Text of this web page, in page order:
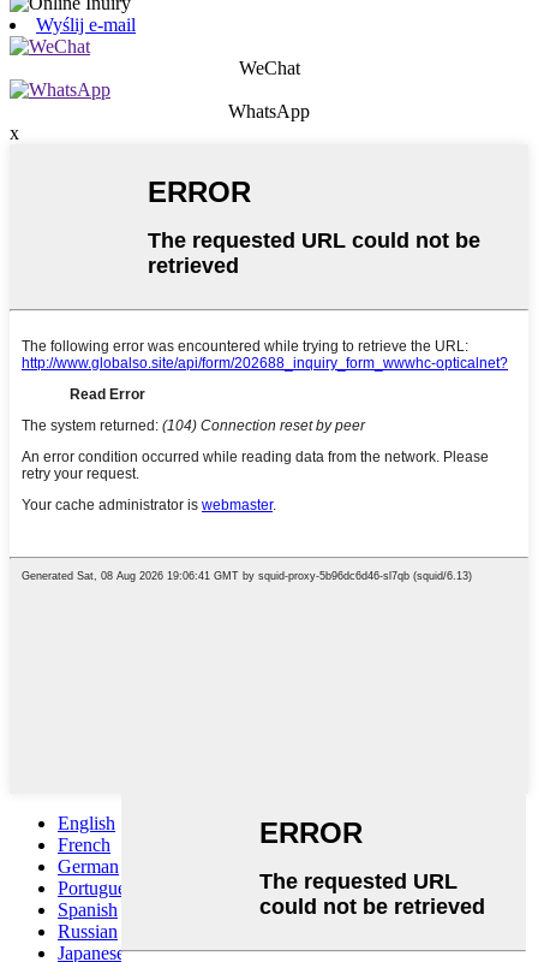
Wyślij e-mail
WeChat
WhatsApp
x
English
French
German
Portuguese
Spanish
Russian
Japanese